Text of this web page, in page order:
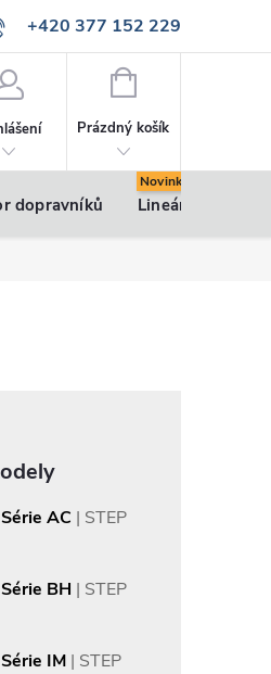
+420 377 152 229
info@vsk-profily.cz
NÁKUPNÍ
Prázdný košík
dopravníků Lineární pohony
Série AC | STEP
Série BH | STEP
Série IM| STEP